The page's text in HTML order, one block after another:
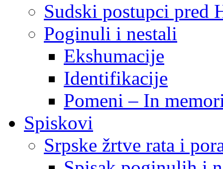
Sudski postupci pred
Poginuli i nestali
Ekshumacije
Identifikacije
Pomeni – In
Spiskovi
Srpske žrtve rata i